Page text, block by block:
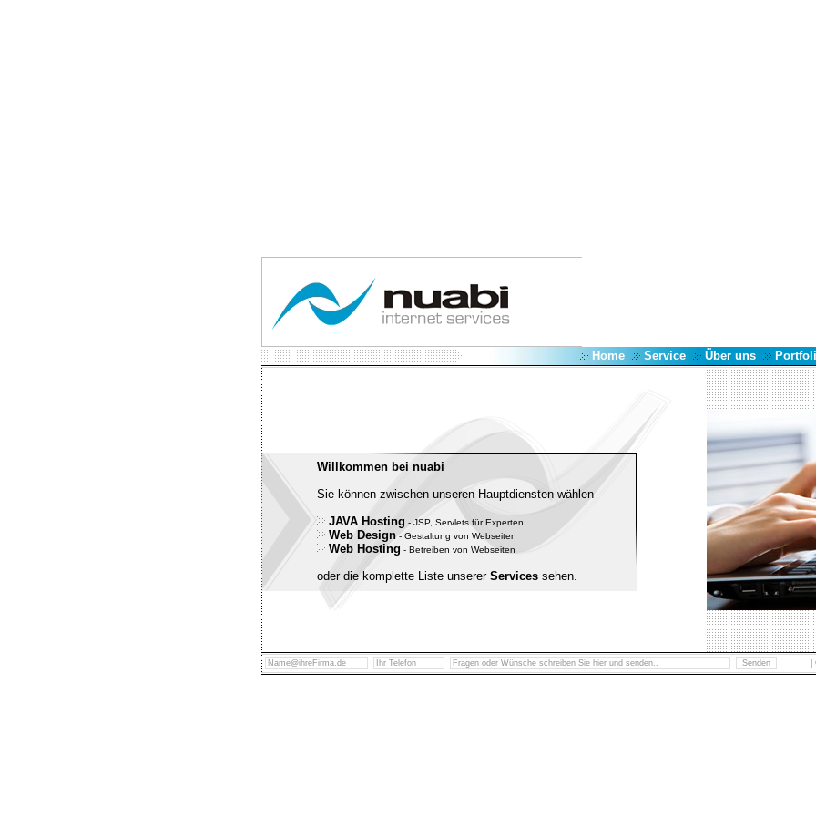
Home Service Über uns
Willkommen bei nuabi
Sie können zwischen unseren Hauptdiensten wählen
JAVA Hosting - JSP, Servlets für Experten
Web Design - Gestaltung von Webseiten
Web Hosting - Betreiben von Webseiten
oder die komplette Liste unserer Services sehen.